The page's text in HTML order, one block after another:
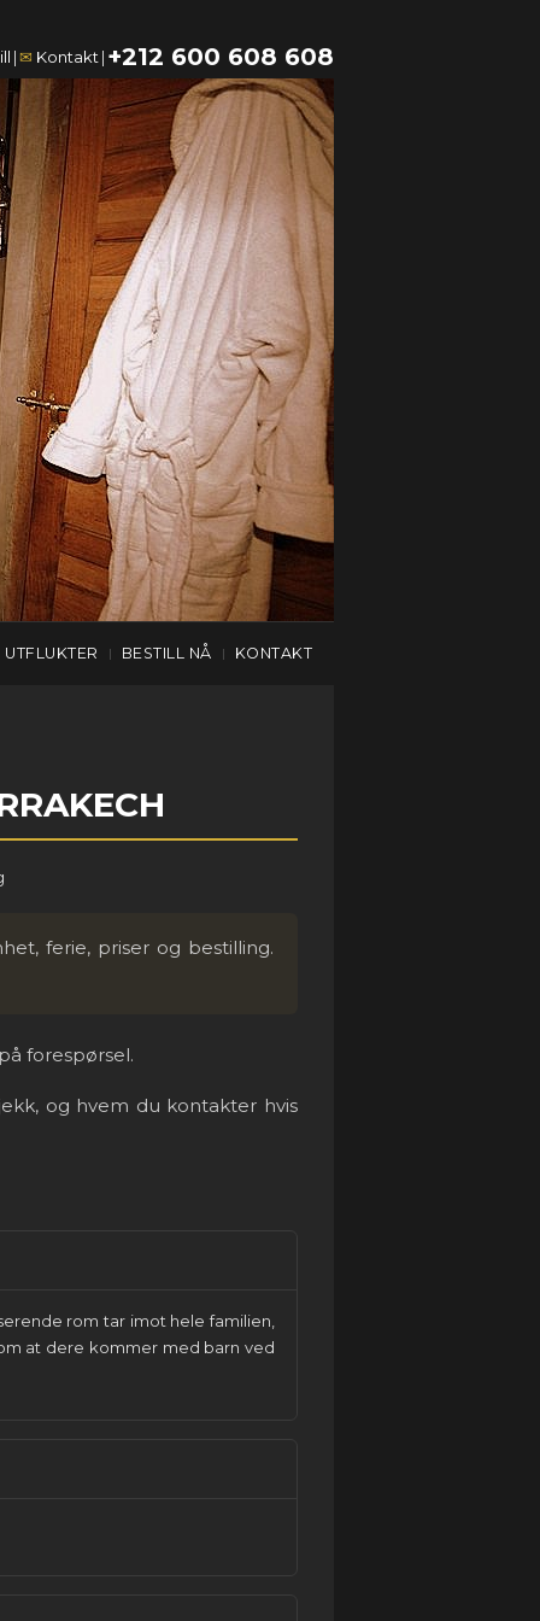
|✉ Kontakt | +212 600 608 608
UTFLUKTER | BESTILL NÅ | KONTAKT
ferie, priser og bestilling.
forespørsel.
og hvem du kontakter hvis
rom tar imot hele familien,
at dere kommer med barn ved